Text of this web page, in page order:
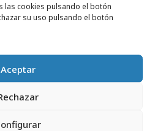
las cookies pulsando el botón
su uso pulsando el botón
Aceptar
para sumar a más